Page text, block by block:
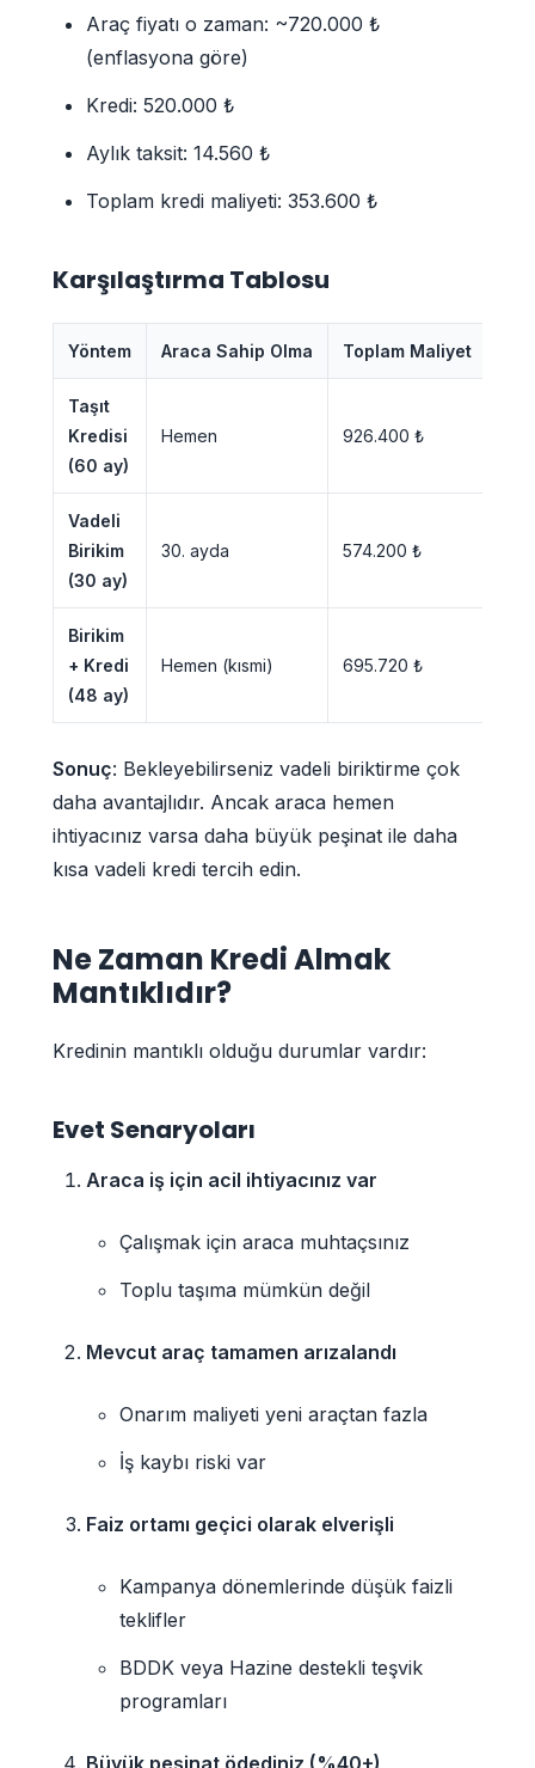
Araç fiyatı o zaman: ~720.000 ₺
(enflasyona göre)
Kredi: 520.000 ₺
Aylık taksit: 14.560 ₺
Toplam kredi maliyeti: 353.600 ₺
Karşılaştırma Tablosu
Yöntem Araca Sahip Olma Toplam Maliyet
Taşıt
Kredisi
(60 ay)
Hemen 926.400 ₺
Vadeli
Birikim
(30 ay)
30. ayda 574.200 ₺
Birikim
+ Kredi
(48 ay)
Hemen (kısmi) 695.720 ₺
Sonuç: Bekleyebilirseniz vadeli biriktirme çok
daha avantajlıdır. Ancak araca hemen
ihtiyacınız varsa daha büyük peşinat ile daha
kısa vadeli kredi tercih edin.
Ne Zaman Kredi Almak
Mantıklıdır?
Kredinin mantıklı olduğu durumlar vardır:
Evet Senaryoları
Araca iş için acil ihtiyacınız var
Çalışmak için araca muhtaçsınız
Toplu taşıma mümkün değil
Mevcut araç tamamen arızalandı
Onarım maliyeti yeni araçtan fazla
İş kaybı riski var
Faiz ortamı geçici olarak elverişli
Kampanya dönemlerinde düşük faizli
teklifler
BDDK veya Hazine destekli teşvik
programları
Büyük peşinat ödediniz (%40+)